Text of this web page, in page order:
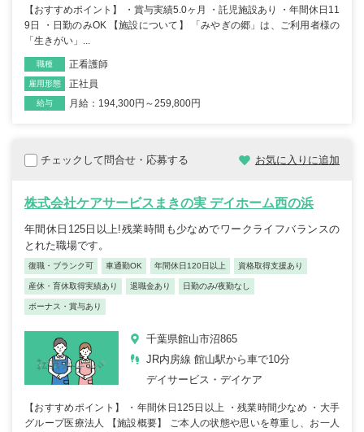
【おすすめポイント】 ・賞与実績5.0ヶ月 ・託児施設あり ・年間休日11
9日 ・日勤のみOK 【施設について】 「みやぎの郷」は、ご利用者様の
「生きがい」...
職種 正看護師
雇用形態 正社員
給与 月給：194,300円～259,800円
チェックして問合せ・応募する お気に入りに追加
株式会社ケアサービスまきの実 デイホーム西の浜
年間休日125日以上!残業時間も少なめでワークライフバランスの
とれた職場です。
復職・ブランク可 車通勤OK 年間休日120日以上 資格取得支援あり
産休・育休取得実績あり 退職金あり 日勤のみ/夜勤なし
ボーナス・賞与あり
千葉県館山市沼865
JR内房線 館山駅から車で10分
デイサービス・デイケア
【おすすめポイント】 ・年間休日125日以上 ・残業時間少なめ ・大手
グループ医療法人 【施設概要】 ご本人の状態や思いを尊重し、お一人